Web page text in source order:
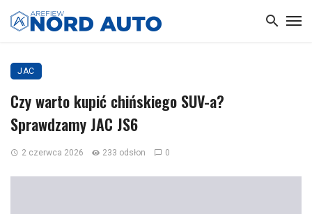
JAC
Czy warto kupić chińskiego SUV-a?
Sprawdzamy JAC JS6
2 czerwca 2026 233 odsłon 0